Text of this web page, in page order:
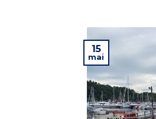
15
mai